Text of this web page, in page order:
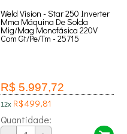
Weld Vision - Star 250 Inverter
Mma Máquina De Solda
Mig/Mag Monofásica 220V
Com Gt/Pe/Tm - 25715
R$ 5.997,72
12x R$ 499,81
Quantidade: